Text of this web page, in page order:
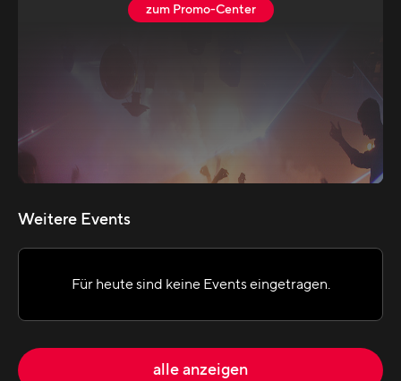
zum Promo-Center
Weitere Events
Für heute sind keine Events eingetragen.
alle anzeigen